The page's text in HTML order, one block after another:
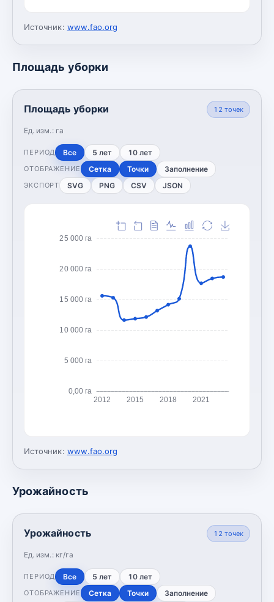
Источник: www.fao.org
Площадь уборки
Площадь уборки
Ед. изм.: га
12 точек
ПЕРИОД Все 5 лет 10 лет
ОТОБРАЖЕНИЕ Сетка Точки Заполнение
ЭКСПОРТ SVG PNG CSV JSON
0,00 га
5 000 га
10 000 га
15 000 га
20 000 га
25 000 га
2012 2015 2018 2021
Источник: www.fao.org
Урожайность
Урожайность
Ед. изм.: кг/га
12 точек
ПЕРИОД Все 5 лет 10 лет
ОТОБРАЖЕНИЕ Сетка Точки Заполнение